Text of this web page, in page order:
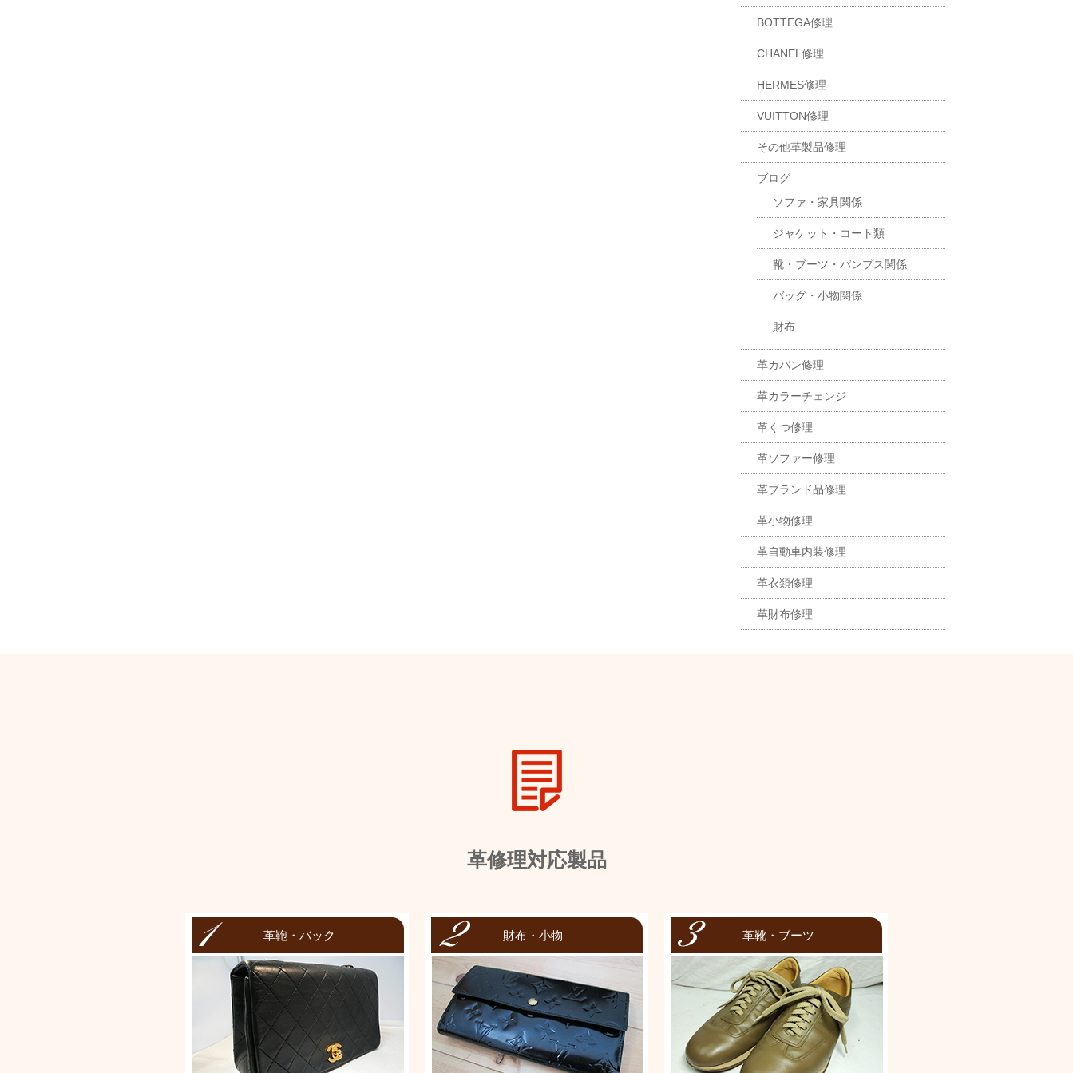
BOTTEGA修理
CHANEL修理
HERMES修理
VUITTON修理
その他革製品修理
ブログ
ソファ・家具関係
ジャケット・コート類
靴・ブーツ・パンプス関係
バッグ・小物関係
財布
革カバン修理
革カラーチェンジ
革くつ修理
革ソファー修理
革ブランド品修理
革小物修理
革自動車内装修理
革衣類修理
革財布修理
革修理対応製品
革鞄・バック 財布・小物 革靴・ブーツ